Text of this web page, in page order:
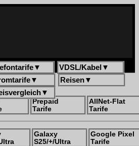
▼ VDSL/Kabel ▼
▼ Reisen▼
▼
Prepaid
Tarife
AllNet-Flat
Tarife
Galaxy
S25/+/Ultra
Google Pixel
Tarife